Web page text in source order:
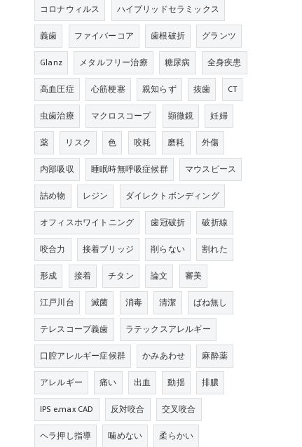
コロナウィルス
ハイブリッドセラミックス
義歯
ファイバーコア 歯根破折
グランツ
Glanz
メタルフリー治療 糖尿病
全身疾患
高血圧症
心筋梗塞 親知らず 抜歯
CT
虫歯治療
マクロスコープ 顕微鏡
妊婦
薬
リスク 色 咬耗 磨耗
外傷
内部吸収
睡眠時無呼吸症候群
マウスピース
詰め物
レジン
ダイレクトボンディング
オフィスホワイトニング
歯冠破折
破折線
咬合力
接着ブリッジ 削らない
割れた
形成
接着 チタン 論文
審美
江戸川台
滅菌 消毒 清潔
ばね無し
テレスコープ義歯
ラテックスアレルギー
口腔アレルギー症候群
かみあわせ
麻酔薬
アレルギー
痛い 出血 動揺
排膿
IPS e.max CAD
反対咬合
交叉咬合
ヘラ押し指導
噛めない
柔らかい